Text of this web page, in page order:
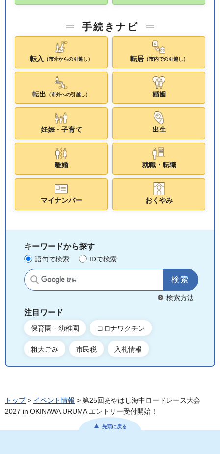
手続きナビ
転入 （市外からの引越し） 転居（市内での引越し）
転出 （市外への引越し） 婚姻
妊娠・子育て 出生
離婚 就職・転職
マイナンバー おくやみ
キーワードから探す
語句で検索 IDで検索
サイト内検索
検索方法
注目ワード
保育園・幼稚園 コロナワクチン
粗大ごみ 市民税 入札情報
トップ> イベント情報 > 第25回あやはし海中ロードレース大会
2027 in OKINAWA URUMA エントリー受付開始！
先頭に戻る